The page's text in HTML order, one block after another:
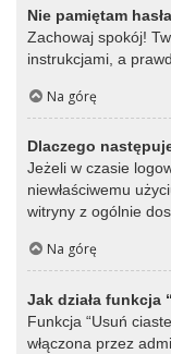
Nie pamiętam
Zachowaj spokój!
instrukcjami, a
Na górę
Dlaczego
Jeżeli w czasie
niewłaściwemu
witryny z ogólnie
Na górę
Jak działa funkcja
Funkcja “Usuń
włączona przez